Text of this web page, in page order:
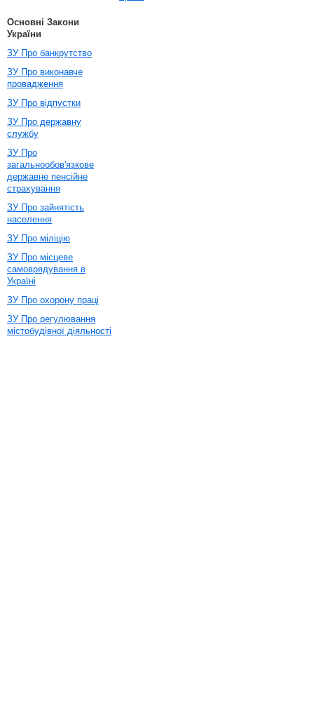
Основні Закони
України
ЗУ Про банкрутство
ЗУ Про виконавче
провадження
ЗУ Про відпустки
ЗУ Про державну
службу
ЗУ Про
загальнообов'язкове
державне пенсійне
страхування
ЗУ Про зайнятість
населення
ЗУ Про міліцію
ЗУ Про місцеве
самоврядування в
Україні
ЗУ Про охорону праці
ЗУ Про регулювання
містобудівної діяльності